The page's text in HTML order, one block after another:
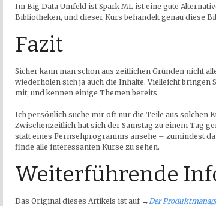
Im Big Data Umfeld ist Spark ML ist eine gute
Bibliotheken, und dieser Kurs behandelt genau diese
Fazit
Sicher kann man schon aus zeitlichen Gründen nicht
wiederholen sich ja auch die Inhalte. Vielleicht bringen
mit, und kennen einige Themen bereits.
Ich persönlich suche mir oft nur die Teile aus solchen
Zwischenzeitlich hat sich der Samstag zu einem Tag
statt eines Fernsehprogramms ansehe – zumindest
finde alle interessanten Kurse zu sehen.
Weiterführende
Das Original dieses Artikels ist auf → Der